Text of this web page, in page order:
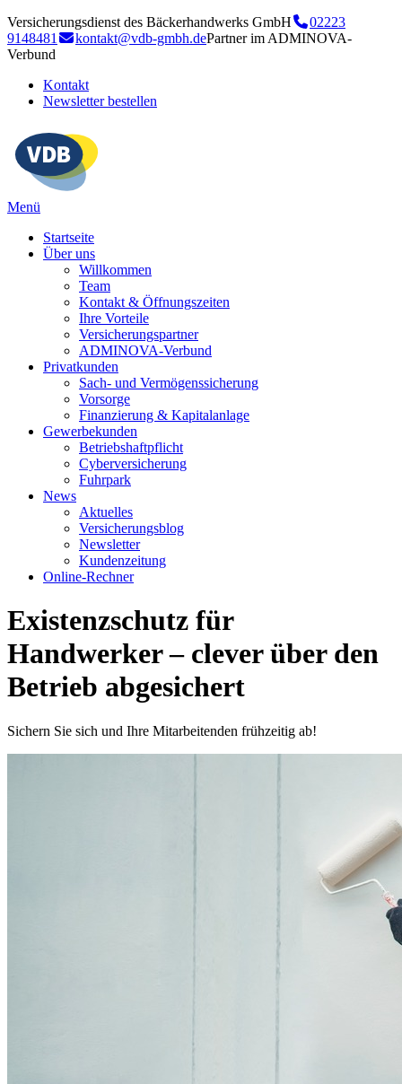
Versicherungsdienst des Bäckerhandwerks GmbH
02223
9148481
kontakt@vdb-gmbh.dePartner im ADMINOVA-
Verbund
Kontakt
Newsletter bestellen
Menü
Startseite
Über uns
Willkommen
Team
Kontakt & Öffnungszeiten
Ihre Vorteile
Versicherungspartner
ADMINOVA-Verbund
Privatkunden
Sach- und Vermögenssicherung
Vorsorge
Finanzierung & Kapitalanlage
Gewerbekunden
Betriebshaftpflicht
Cyberversicherung
Fuhrpark
News
Aktuelles
Versicherungsblog
Newsletter
Kundenzeitung
Online-Rechner
Existenzschutz für
Handwerker – clever über den
Betrieb abgesichert
Sichern Sie sich und Ihre Mitarbeitenden frühzeitig ab!